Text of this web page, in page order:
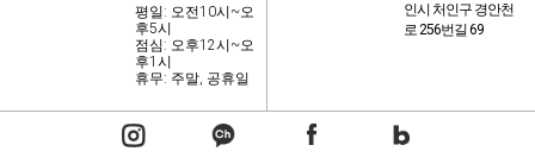
평일: 오전10시~오
후5시
점심: 오후12시~오
후1시
휴무: 주말, 공휴일
인시 처인구 경안천
로 256번길 69